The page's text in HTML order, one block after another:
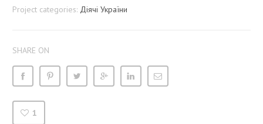
Project categories: Діячі України
SHARE ON
1